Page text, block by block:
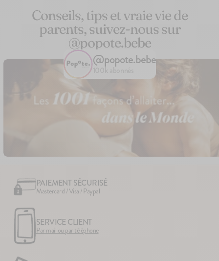
Conseils, tips et vraie vie de
parents, suivez-nous sur
@popote.bebe
@popote.bebe
100k abonnés
PAIEMENT SÉCURISÉ
Mastercard / Visa / Paypal
SERVICE CLIENT
Par mail ou par téléphone